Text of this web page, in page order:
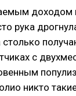
доходом
рука
с
никто